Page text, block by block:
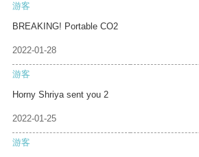
游客
BREAKING! Portable CO2
2022-01-28
游客
Horny Shriya sent you 2
2022-01-25
游客